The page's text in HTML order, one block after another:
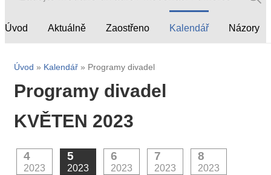
Úvod Aktuálně Zaostřeno Kalendář Názory
Úvod » Kalendář » Programy divadel
Programy divadel
KVĚTEN 2023
4
2023
5
2023
6
2023
7
2023
8
2023